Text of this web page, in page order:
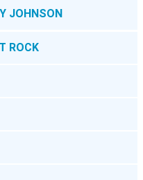
JOHNSON
ROCK